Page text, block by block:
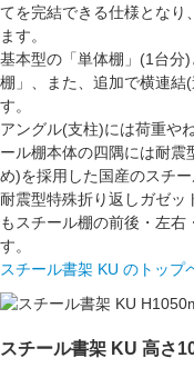
てを完結できる仕様となり
ます。
基本型の「単体棚 」(1台分
棚 」、また、追加で横連結
す。
アングル(支柱)には荷重や
ール棚本体の四隅には耐震
め)を採用した国産のスチー
耐震型特殊折り返しガゼッ
もスチール棚の前後・左右
す。
スチール書架 KU のトップ
スチール書架 KU 高さ